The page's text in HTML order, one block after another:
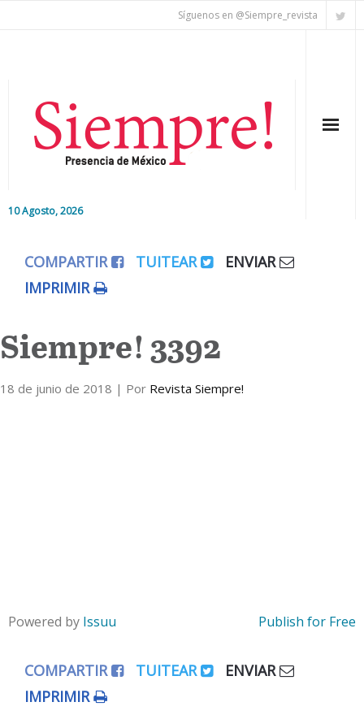
Síguenos en @Siempre_revista
10 Agosto, 2026
Editorial
Colaboradores
Internacional
COMPARTIR TUITEAR
ENVIAR
IMPRIMIR
Siempre! 3392
18 de junio de 2018 | Por Revista Siempre!
Powered by Issuu Publish for Free
COMPARTIR TUITEAR
ENVIAR
IMPRIMIR